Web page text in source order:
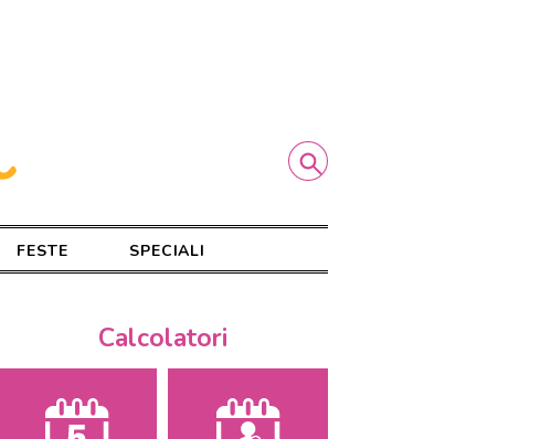
FESTE SPECIALI
Calcolatori